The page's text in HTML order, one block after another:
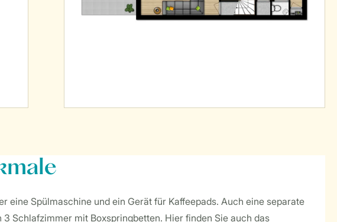
eine Spülmaschine und ein Gerät für Kaffeepads. Auch eine separate
Schlafzimmer mit Boxspringbetten. Hier finden Sie auch das